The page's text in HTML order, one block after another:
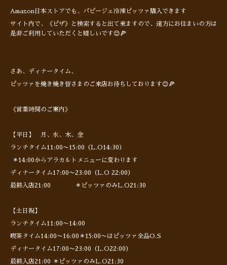
Amazon日本ストアでも、パピージェ冷凍ピッツァ購入できます
サイト内で、《ピザ》と検索すると出て来ますので、遠方にお住まいの方は
是非ご利用していただくと嬉しいです😊🍕
さあ、ディナータイム、
ピッツァを焼き焼き皆さまのご来店お待ちしております😊🍕
《営業時間のご案内》
【平日】 月、水、木、金
ランチタイム11:00〜15:00（L.O14:30）
＊14:00からアラカルトメニューに変わります
ディナータイム17:00〜23:00（L.O 22:00）
最終入店21:00 ＊ピッツァのみL.O21:30
【土日祝】
ランチタイム11:00〜14:00
喫茶タイム14:00〜16:00＊15:00〜はピッツァ全品O.S
ディナータイム17:00〜23:00（L.O22:00）
最終入店21:00 ＊ピッツァのみL.O21:30